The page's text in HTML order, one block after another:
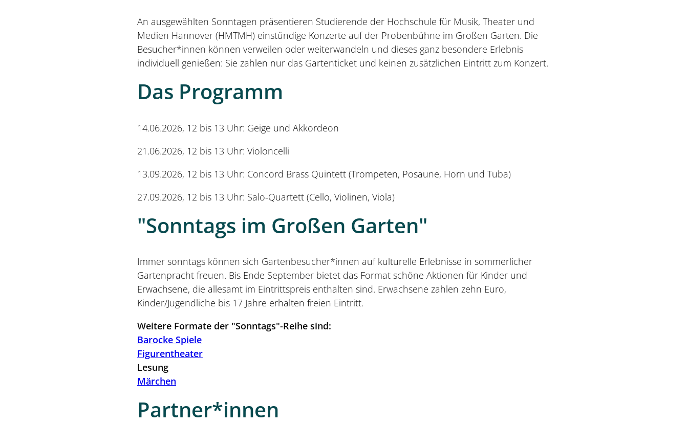
An ausgewählten Sonntagen präsentieren Studierende der Hochschule für Musik, Theater und
Medien Hannover (HMTMH) einstündige Konzerte auf der Probenbühne im Großen Garten. Die
Besucher*innen können verweilen oder weiterwandeln und dieses ganz besondere Erlebnis
individuell genießen: Sie zahlen nur das Gartenticket und keinen zusätzlichen Eintritt zum Konzert.
Das Programm
14.06.2026, 12 bis 13 Uhr: Geige und Akkordeon
21.06.2026, 12 bis 13 Uhr: Violoncelli
13.09.2026, 12 bis 13 Uhr: Concord Brass Quintett (Trompeten, Posaune, Horn und Tuba)
27.09.2026, 12 bis 13 Uhr: Salo-Quartett (Cello, Violinen, Viola)
"Sonntags im Großen Garten"
Immer sonntags können sich Gartenbesucher*innen auf kulturelle Erlebnisse in sommerlicher
Gartenpracht freuen. Bis Ende September bietet das Format schöne Aktionen für Kinder und
Erwachsene, die allesamt im Eintrittspreis enthalten sind. Erwachsene zahlen zehn Euro,
Kinder/Jugendliche bis 17 Jahre erhalten freien Eintritt.
Weitere Formate der "Sonntags"-Reihe sind:
Barocke Spiele
Figurentheater
Lesung
Märchen
Partner*innen